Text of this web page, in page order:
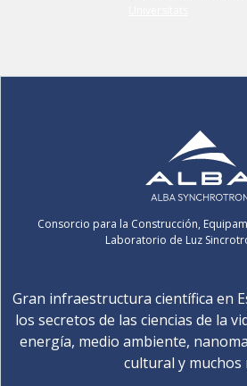
Consorcio para la Construcción,
Laboratorio de Luz
Gran infraestructura científica en
los secretos de las ciencias de la
energía, medio ambiente,
cultural y muchos